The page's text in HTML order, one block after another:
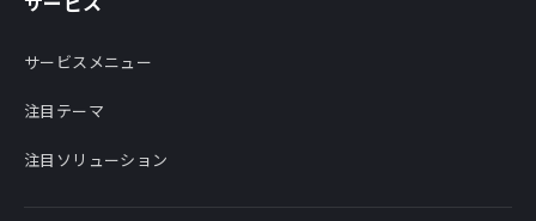
サービスメニュー
注目テーマ
注目ソリューション